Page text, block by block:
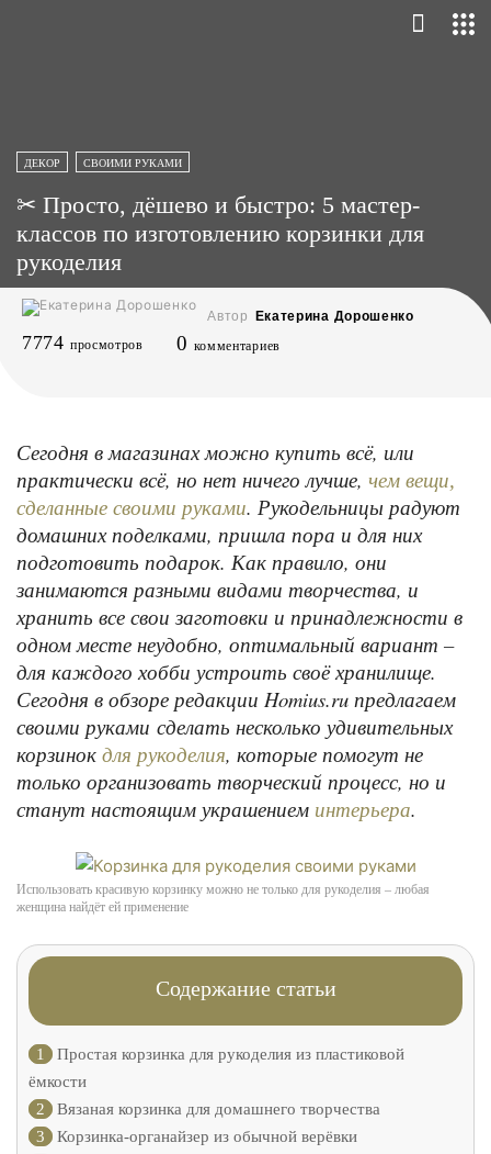
ДЕКОР СВОИМИ РУКАМИ
✂ Просто, дёшево и быстро: 5 мастер-
классов по изготовлению корзинки для
рукоделия
Автор Екатерина Дорошенко
7774 просмотров 0 комментариев
Сегодня в магазинах можно купить всё, или
практически всё, но нет ничего лучше, чем вещи,
сделанные своими руками. Рукодельницы радуют
домашних поделками, пришла пора и для них
подготовить подарок. Как правило, они
занимаются разными видами творчества, и
хранить все свои заготовки и принадлежности в
одном месте неудобно, оптимальный вариант –
для каждого хобби устроить своё хранилище.
Сегодня в обзоре редакции Homius.ru предлагаем
своими руками сделать несколько удивительных
корзинок для рукоделия, которые помогут не
только организовать творческий процесс, но и
станут настоящим украшением интерьера.
Использовать красивую корзинку можно не только для рукоделия – любая
женщина найдёт ей применение
Содержание статьи
1
Простая корзинка для рукоделия из пластиковой
ёмкости
2
Вязаная корзинка для домашнего творчества
3
Корзинка-органайзер из обычной верёвки